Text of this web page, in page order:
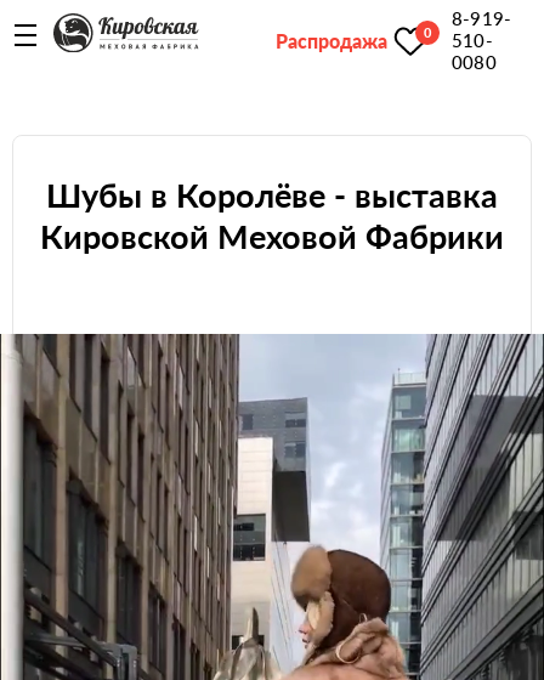
Распродажа 0
8-919-
510-
0080
Шубы в Королёве - выставка
Кировской Меховой Фабрики